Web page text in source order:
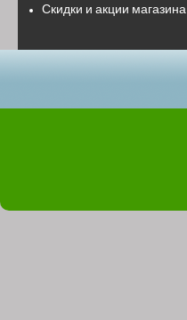
Скидки и акции магазина